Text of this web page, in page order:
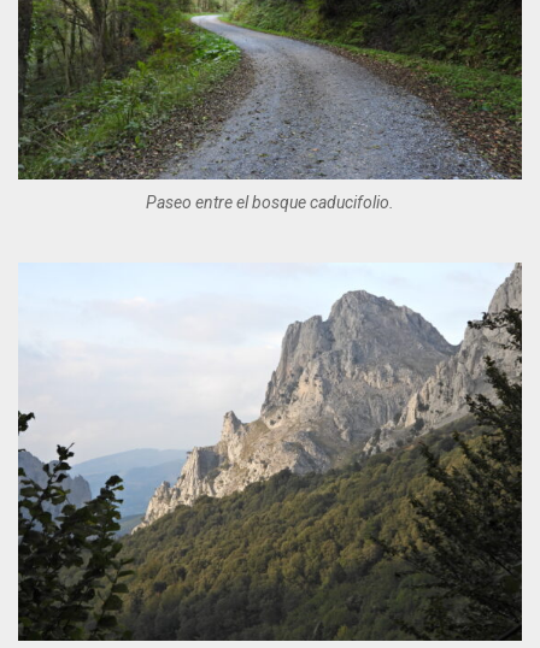
Paseo entre el bosque caducifolio.